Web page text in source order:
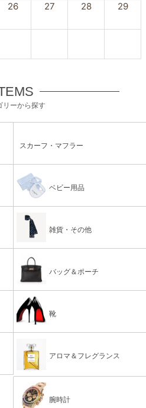
26 27 28 29
リーから探す
スカーフ・マフラー
ベビー用品
雑貨・その他
バッグ＆ポーチ
靴
アロマ＆フレグランス
腕時計